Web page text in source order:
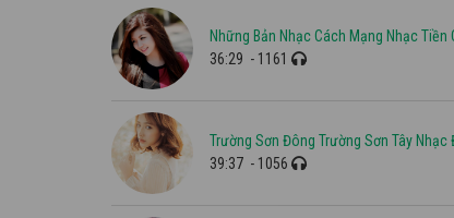
Những Bản Nhạc Cách Mạng Nhạc
36:29 - 1161
Trường Sơn Đông Trường Sơn Tây
39:37 - 1056